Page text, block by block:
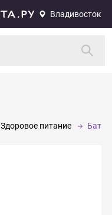
Владивосток
Здоровое питание